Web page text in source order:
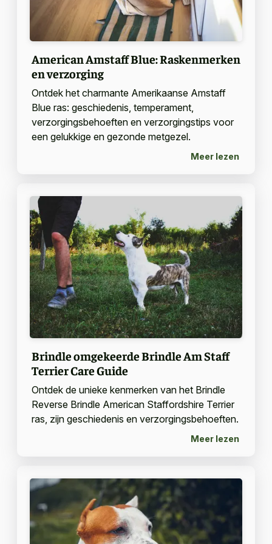
American Amstaff Blue: Raskenmerken
en verzorging
Ontdek het charmante Amerikaanse Amstaff
Blue ras: geschiedenis, temperament,
verzorgingsbehoeften en verzorgingstips voor
een gelukkige en gezonde metgezel.
Meer lezen
Brindle omgekeerde Brindle Am Staff
Terrier Care Guide
Ontdek de unieke kenmerken van het Brindle
Reverse Brindle American Staffordshire Terrier
ras, zijn geschiedenis en verzorgingsbehoeften.
Meer lezen